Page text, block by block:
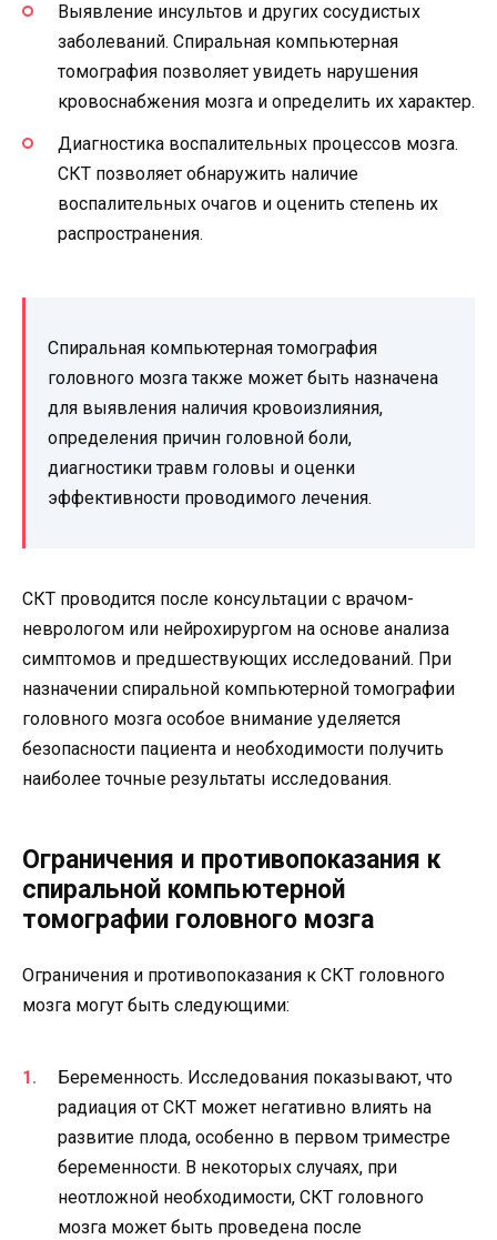
Выявление инсультов и других сосудистых
заболеваний. Спиральная компьютерная
томография позволяет увидеть нарушения
кровоснабжения мозга и определить их характер.
Диагностика воспалительных процессов мозга.
СКТ позволяет обнаружить наличие
воспалительных очагов и оценить степень их
распространения.
Спиральная компьютерная томография
головного мозга также может быть назначена
для выявления наличия кровоизлияния,
определения причин головной боли,
диагностики травм головы и оценки
эффективности проводимого лечения.
СКТ проводится после консультации с врачом-
неврологом или нейрохирургом на основе анализа
симптомов и предшествующих исследований. При
назначении спиральной компьютерной томографии
головного мозга особое внимание уделяется
безопасности пациента и необходимости получить
наиболее точные результаты исследования.
Ограничения и противопоказания к
спиральной компьютерной
томографии головного мозга
Ограничения и противопоказания к СКТ головного
мозга могут быть следующими:
Беременность. Исследования показывают, что
радиация от СКТ может негативно влиять на
развитие плода, особенно в первом триместре
беременности. В некоторых случаях, при
неотложной необходимости, СКТ головного
мозга может быть проведена после